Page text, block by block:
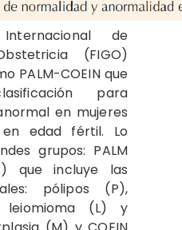
de
(FIGO)
PALM-COEIN que
para
en mujeres
edad fértil. Lo
grupos: PALM
que incluye las
pólipos (P),
leiomioma (L) y